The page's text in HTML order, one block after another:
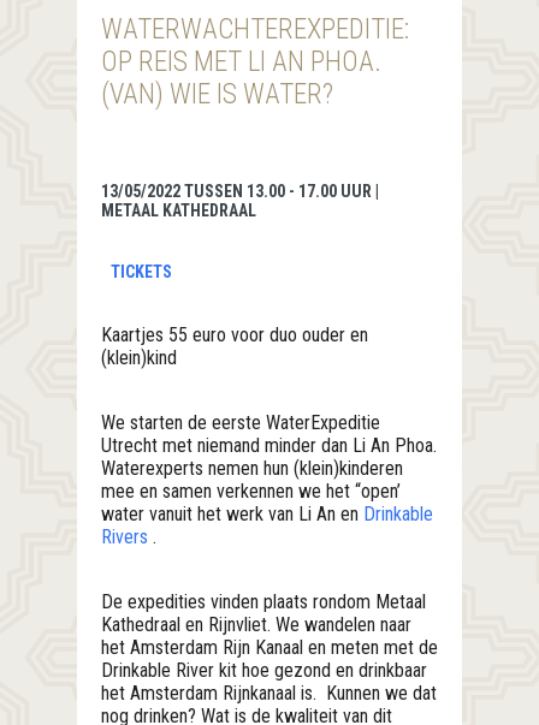
WATERWACHTEREXPEDITIE:
OP REIS MET LI AN PHOA.
(VAN) WIE IS WATER?
13/05/2022 TUSSEN 13.00 - 17.00 UUR |
METAAL KATHEDRAAL
TICKETS
Kaartjes 55 euro voor duo ouder en
(klein)kind
We starten de eerste WaterExpeditie
Utrecht met niemand minder dan Li An Phoa.
Waterexperts nemen hun (klein)kinderen
mee en samen verkennen we het “open’
water vanuit het werk van Li An en Drinkable
Rivers .
De expedities vinden plaats rondom Metaal
Kathedraal en Rijnvliet. We wandelen naar
het Amsterdam Rijn Kanaal en meten met de
Drinkable River kit hoe gezond en drinkbaar
het Amsterdam Rijnkanaal is. Kunnen we dat
nog drinken? Wat is de kwaliteit van dit